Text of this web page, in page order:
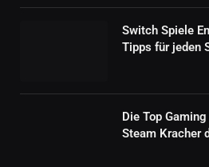
Switch Spiele
Tipps für jeden
Die Top
Steam Kracher